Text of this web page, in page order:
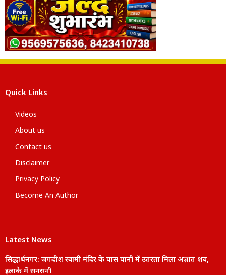
Quick Links
Videos
About us
Contact us
Disclaimer
Privacy Policy
Become An Author
Latest News
सिद्धार्थनगर: जगदीश स्वामी मंदिर के पास पानी में उतरता मिला अज्ञात शव,
इलाके में सनसनी